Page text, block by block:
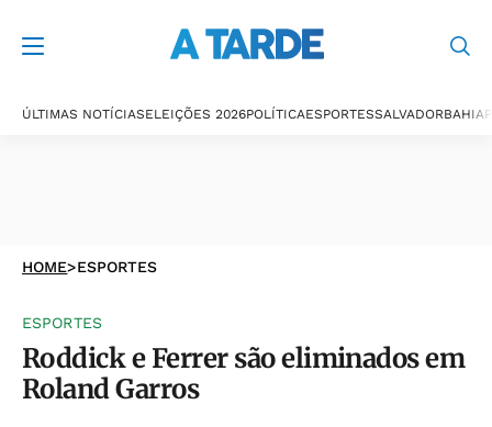
ÚLTIMAS NOTÍCIASELEIÇÕES 2026POLÍTICAESPORTESSALVADORBAHIA
HOME>ESPORTES
ESPORTES
Roddick e Ferrer são eliminados em
Roland Garros